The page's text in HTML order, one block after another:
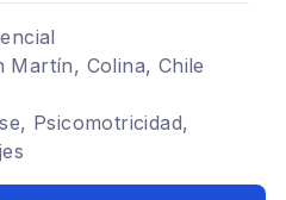
Martín, Colina, Chile
Psicomotricidad,